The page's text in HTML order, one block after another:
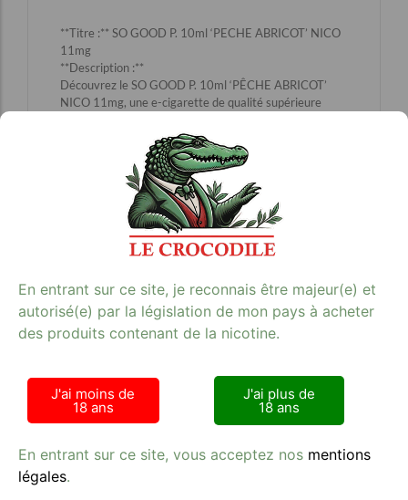
**Titre :** SO GOOD P. 10ml ‘PECHE ABRICOT’ NICO
11mg
**Description :**
Découvrez le SO GOOD P. 10ml ‘PÊCHE ABRICOT’
NICO 11mg, une e-cigarette de qualité supérieure
douceur de la pêche et la saveur subtile de l’abricot
pour une expérience de vapotage exceptionnelle. Avec
une teneur en nicotine de 11mg, il est parfait pour les
amateurs de tabac à la recherche d’un goût fruité et
authentique. L’image illustrative, so-good-p-10ml-
peche-abricot-nico-11mg-1.jpg, vous donne un aperçu
de ce produit incontournable. Profitez d’une e-cigarette
qui combine plaisir et qualité. Pour plus de choix, visitez
**Mots-clés :** e-cigarette, tabac, qualité
En entrant sur ce site, je reconnais être majeur(e) et
autorisé(e) par la législation de mon pays à acheter
des produits contenant de la nicotine.
J'ai moins de
18 ans
J'ai plus de
18 ans
En entrant sur ce site, vous acceptez nos mentions
légales.